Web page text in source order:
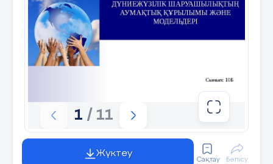
1 / 11
Жүктеу
Сақтау Бөлісу